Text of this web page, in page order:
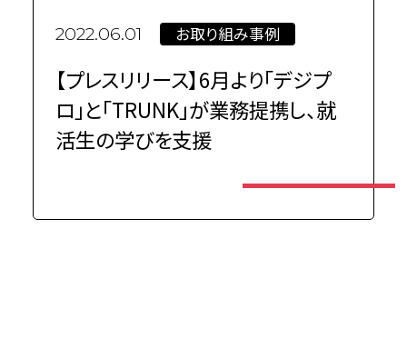
2022.06.01 お取り組み事例
【プレスリリース】6月より「デジプ
ロ」と「TRUNK」が業務提携し、就
活生の学びを支援